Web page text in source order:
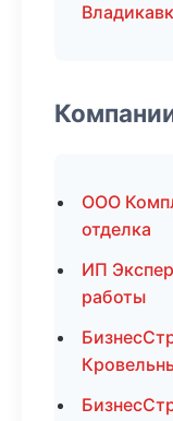
ООО
отделка
ИП
работы